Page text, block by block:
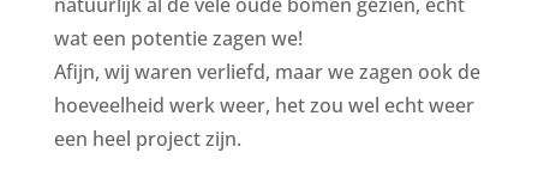
wat een potentie zagen we!
Afijn, wij waren verliefd, maar we zagen ook de
hoeveelheid werk weer, het zou wel echt weer
een heel project zijn.